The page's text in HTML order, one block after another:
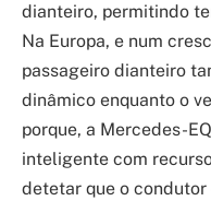
dianteiro, permitindo
Na Europa, e num
passageiro dianteiro
dinâmico enquanto o
porque, a Mercedes-
inteligente com
detetar que o